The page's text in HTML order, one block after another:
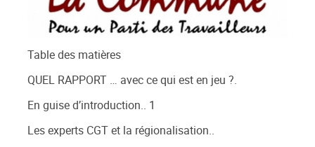
Table des matières
QUEL RAPPORT … avec ce qui est en jeu ?.
En guise d’introduction.. 1
Les experts CGT et la régionalisation..